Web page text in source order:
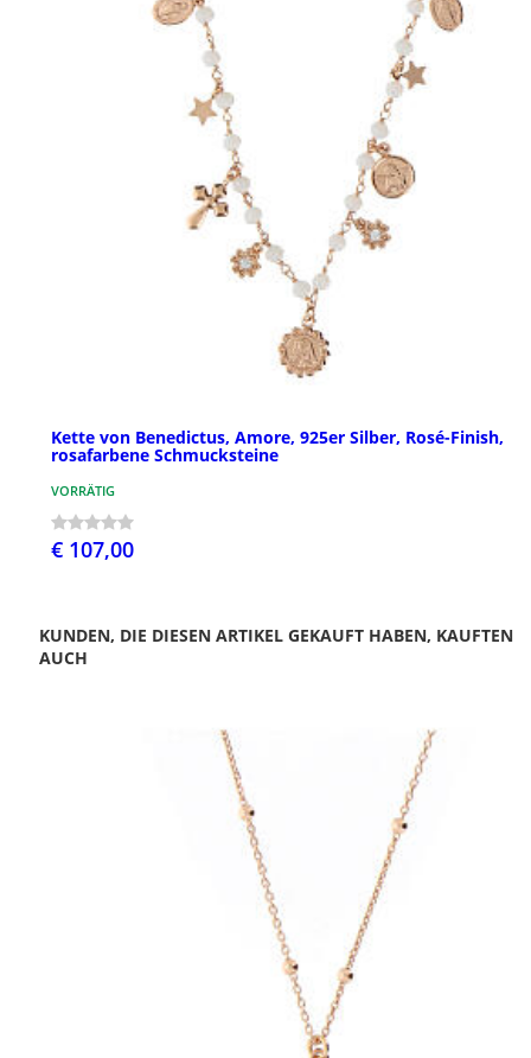
Kette von Benedictus, Amore, 925er Silber, Rosé-Finish,
rosafarbene Schmucksteine
VORRÄTIG
€ 107,00
KUNDEN, DIE DIESEN ARTIKEL GEKAUFT HABEN, KAUFTEN
AUCH